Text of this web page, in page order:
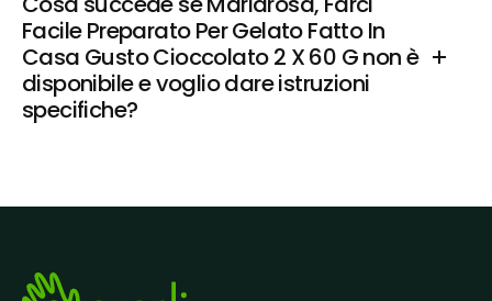
Facile Preparato Per Gelato Fatto In
Casa Gusto Cioccolato 2 X 60 G non è
disponibile e voglio dare istruzioni
specifiche?